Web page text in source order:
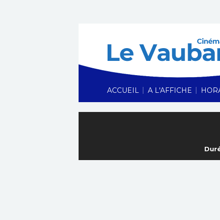
ACCUEIL | A L'AFFICHE |